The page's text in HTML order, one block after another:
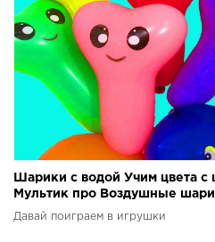
Шарики с водой Учим цвета
Мультик про Воздушные
водой
Давай поиграем в игрушки